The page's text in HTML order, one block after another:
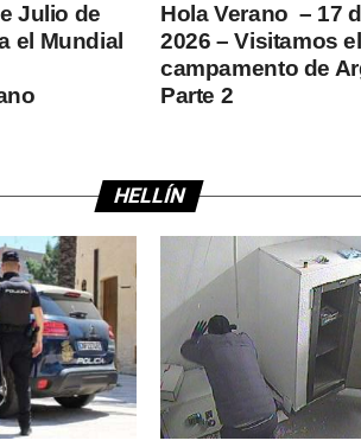
Julio de
el Mundial
Hola Verano – 17
2026 – Visitamos el
campamento de
Parte 2
HELLÍN